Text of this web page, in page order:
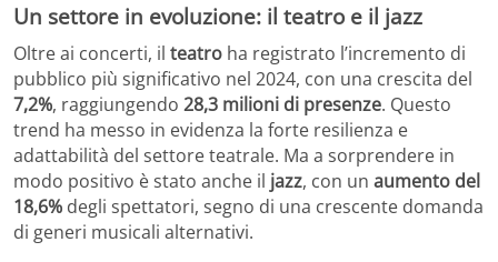
Un settore in evoluzione: il teatro e il jazz
Oltre ai concerti, il teatro ha registrato l’incremento di
pubblico più significativo nel 2024, con una crescita del
7,2%, raggiungendo 28,3 milioni di presenze. Questo
trend ha messo in evidenza la forte resilienza e
adattabilità del settore teatrale. Ma a sorprendere in
modo positivo è stato anche il jazz, con un aumento del
18,6% degli spettatori, segno di una crescente domanda
di generi musicali alternativi.